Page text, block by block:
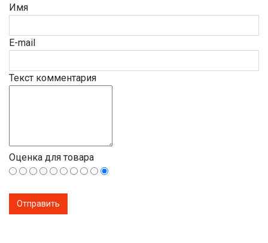
Имя
E-mail
Текст комментария
Оценка для товара